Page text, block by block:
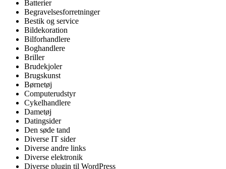
Batterier
Begravelsesforretninger
Bestik og service
Bildekoration
Bilforhandlere
Boghandlere
Briller
Brudekjoler
Brugskunst
Børnetøj
Computerudstyr
Cykelhandlere
Dametøj
Datingsider
Den søde tand
Diverse IT sider
Diverse andre links
Diverse elektronik
Diverse plugin til WordPress